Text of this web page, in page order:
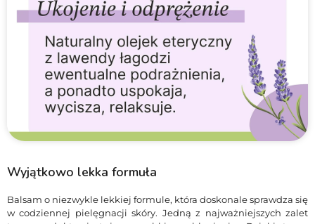
Wyjątkowo lekka formuła
Balsam o niezwykle lekkiej formule, która doskonale sprawdza się
w codziennej pielęgnacji skóry. Jedną z najważniejszych zalet